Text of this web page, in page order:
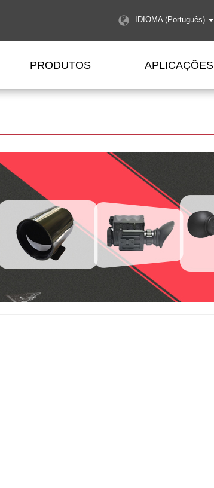
IDIOMA (Português)
PRODUTOS APLICAÇÕES